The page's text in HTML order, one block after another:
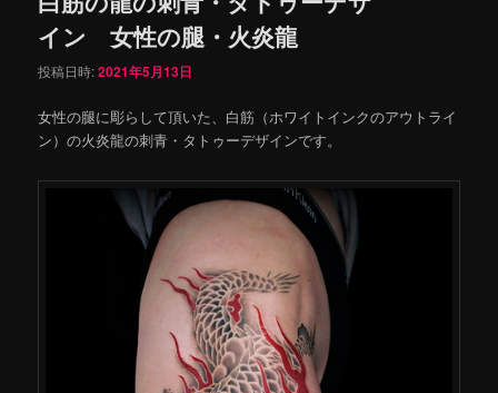
イン 女性の腿・火炎龍
投稿日時:2021年5月13日
女性の腿に彫らして頂いた、白筋（ホワイトインクのアウトライ
ン）の火炎龍の刺青・タトゥーデザインです。